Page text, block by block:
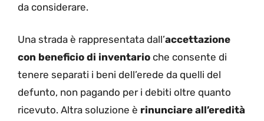
da considerare.
Una strada è rappresentata dall’accettazione
con beneficio di inventario che consente di
tenere separati i beni dell’erede da quelli del
defunto, non pagando per i debiti oltre quanto
ricevuto. Altra soluzione è rinunciare all’eredità